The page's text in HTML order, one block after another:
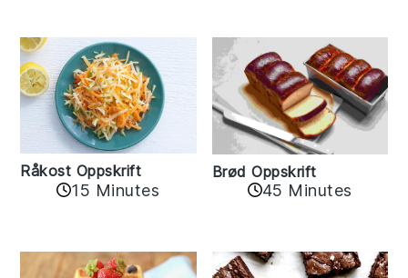
Råkost Oppskrift
15 Minutes
Brød Oppskrift
45 Minutes